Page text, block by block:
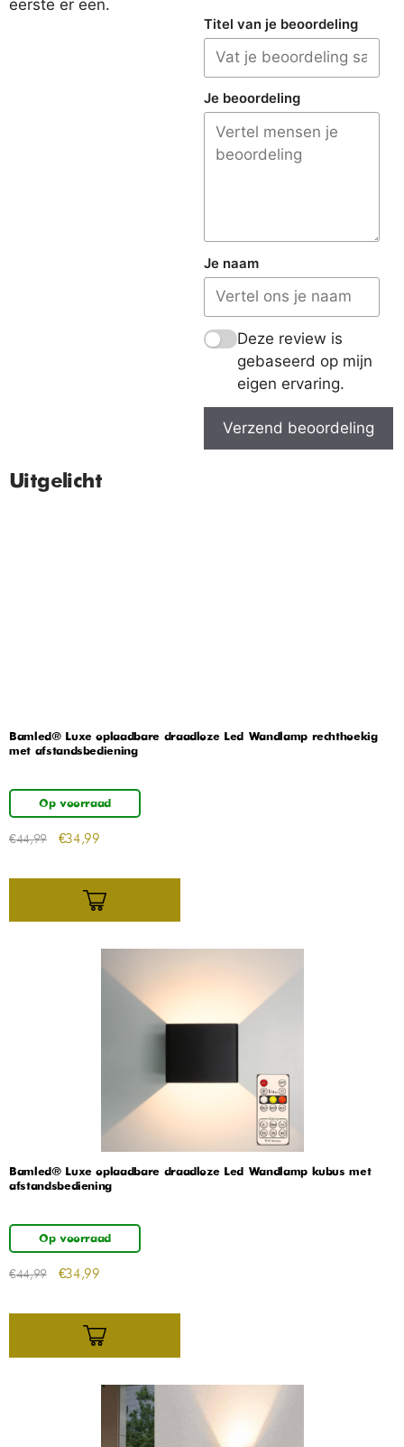
eerste er een.
Titel van je beoordeling
Je beoordeling
Je naam
Deze review is
gebaseerd op mijn
eigen ervaring.
Verzend beoordeling
Uitgelicht
Bamled® Luxe oplaadbare draadloze Led Wandlamp rechthoekig
met afstandsbediening
Op voorraad
€44,99 €34,99
Bamled® Luxe oplaadbare draadloze Led Wandlamp kubus met
afstandsbediening
Op voorraad
€44,99 €34,99